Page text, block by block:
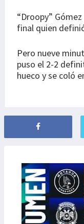
“Droopy”
final quien
Pero nueve
puso el 2-2
hueco y se coló